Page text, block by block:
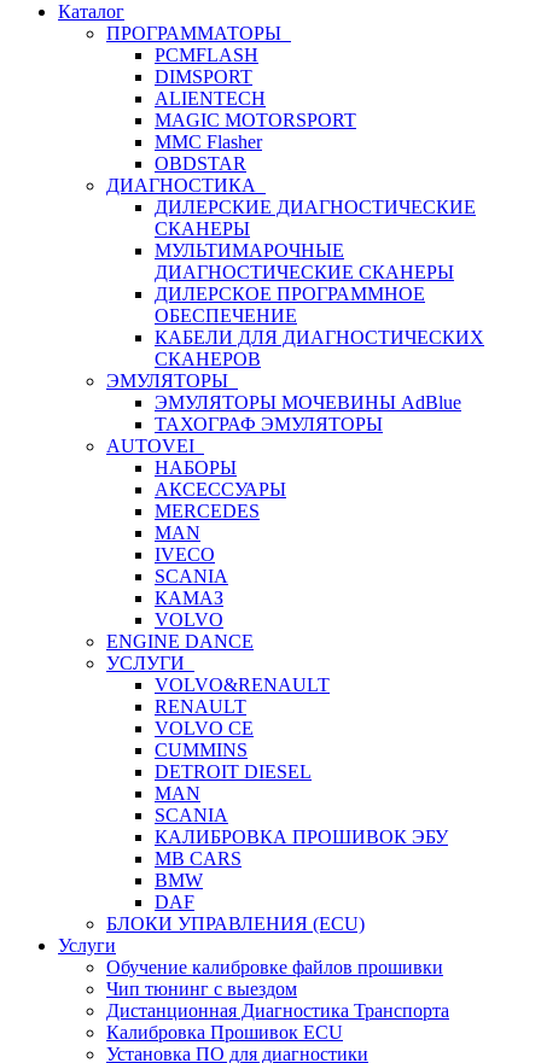
Каталог
ПРОГРАММАТОРЫ
PCMFLASH
DIMSPORT
ALIENTECH
MAGIC MOTORSPORT
MMC Flasher
OBDSTAR
ДИАГНОСТИКА
ДИЛЕРСКИЕ ДИАГНОСТИЧЕСКИЕ
СКАНЕРЫ
МУЛЬТИМАРОЧНЫЕ
ДИАГНОСТИЧЕСКИЕ СКАНЕРЫ
ДИЛЕРСКОЕ ПРОГРАММНОЕ
ОБЕСПЕЧЕНИЕ
КАБЕЛИ ДЛЯ ДИАГНОСТИЧЕСКИХ
СКАНЕРОВ
ЭМУЛЯТОРЫ
ЭМУЛЯТОРЫ МОЧЕВИНЫ АdBlue
ТАХОГРАФ ЭМУЛЯТОРЫ
AUTOVEI
НАБОРЫ
АКСЕССУАРЫ
MERCEDES
MAN
IVECO
SCANIA
КАМАЗ
VOLVO
ENGINE DANCE
УСЛУГИ
VOLVO&RENAULT
RENAULT
VOLVO CE
CUMMINS
DETROIT DIESEL
MAN
SCANIA
КАЛИБРОВКА ПРОШИВОК ЭБУ
MB CARS
BMW
DAF
БЛОКИ УПРАВЛЕНИЯ (ECU)
Услуги
Обучение калибровке файлов прошивки
Чип тюнинг с выездом
Дистанционная Диагностика Транспорта
Калибровка Прошивок ECU
Установка ПО для диагностики